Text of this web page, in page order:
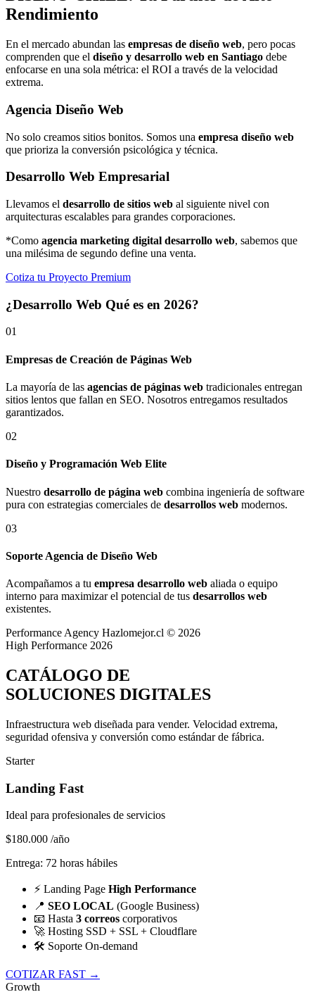
Rendimiento
En el mercado abundan las empresas de diseño web, pero pocas
comprenden que el diseño y desarrollo web en Santiago debe
enfocarse en una sola métrica: el ROI a través de la velocidad
extrema.
Agencia Diseño Web
No solo creamos sitios bonitos. Somos una empresa diseño web
que prioriza la conversión psicológica y técnica.
Desarrollo Web Empresarial
Llevamos el desarrollo de sitios web al siguiente nivel con
arquitecturas escalables para grandes corporaciones.
*Como agencia marketing digital desarrollo web, sabemos que
una milésima de segundo define una venta.
Cotiza tu Proyecto Premium
¿Desarrollo Web Qué es en 2026?
01
Empresas de Creación de Páginas Web
La mayoría de las agencias de páginas web tradicionales entregan
sitios lentos que fallan en SEO. Nosotros entregamos resultados
garantizados.
02
Diseño y Programación Web Elite
Nuestro desarrollo de página web combina ingeniería de software
pura con estrategias comerciales de desarrollos web modernos.
03
Soporte Agencia de Diseño Web
Acompañamos a tu empresa desarrollo web aliada o equipo
interno para maximizar el potencial de tus desarrollos web
existentes.
Performance Agency Hazlomejor.cl © 2026
High Performance 2026
CATÁLOGO DE
SOLUCIONES DIGITALES
Infraestructura web diseñada para vender. Velocidad extrema,
seguridad ofensiva y conversión como estándar de fábrica.
Starter
Landing Fast
Ideal para profesionales de servicios
$180.000 /año
Entrega: 72 horas hábiles
⚡ Landing Page High Performance
📍 SEO LOCAL (Google Business)
📧 Hasta 3 correos corporativos
🚀 Hosting SSD + SSL + Cloudflare
🛠️ Soporte On-demand
COTIZAR FAST →
Growth